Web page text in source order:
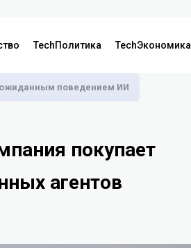
TechПолитика TechЭкономика
поведением ИИ
покупает
агентов